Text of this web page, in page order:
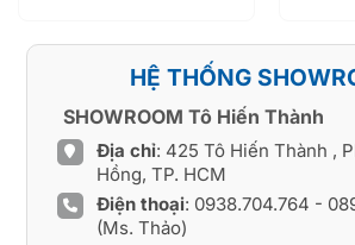
3.880.000 ₫.
HỆ THỐNG
SHOWROOM Tô Hiến Thành
Địa chỉ: 425 Tô Hiến Thành ,
Hồng, TP. HCM
Điện thoại: 0938.704.764 -
(Ms. Thảo)